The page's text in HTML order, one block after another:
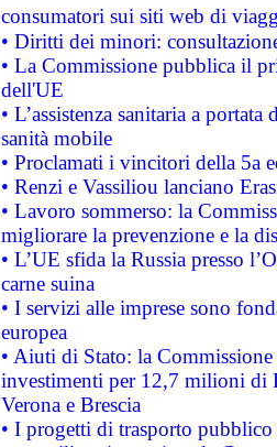
consumatori sui siti web di
• Diritti dei minori:
• La Commissione pubblica il
dell'UE
• L’assistenza sanitaria a
sanità mobile
• Proclamati i vincitori della 5a
• Renzi e Vassiliou lanciano
• Lavoro sommerso: la
migliorare la prevenzione e la
• L’UE sfida la Russia presso
carne suina
• I servizi alle imprese sono
europea
• Aiuti di Stato: la
investimenti per 12,7 milioni di
Verona e Brescia
• I progetti di trasporto